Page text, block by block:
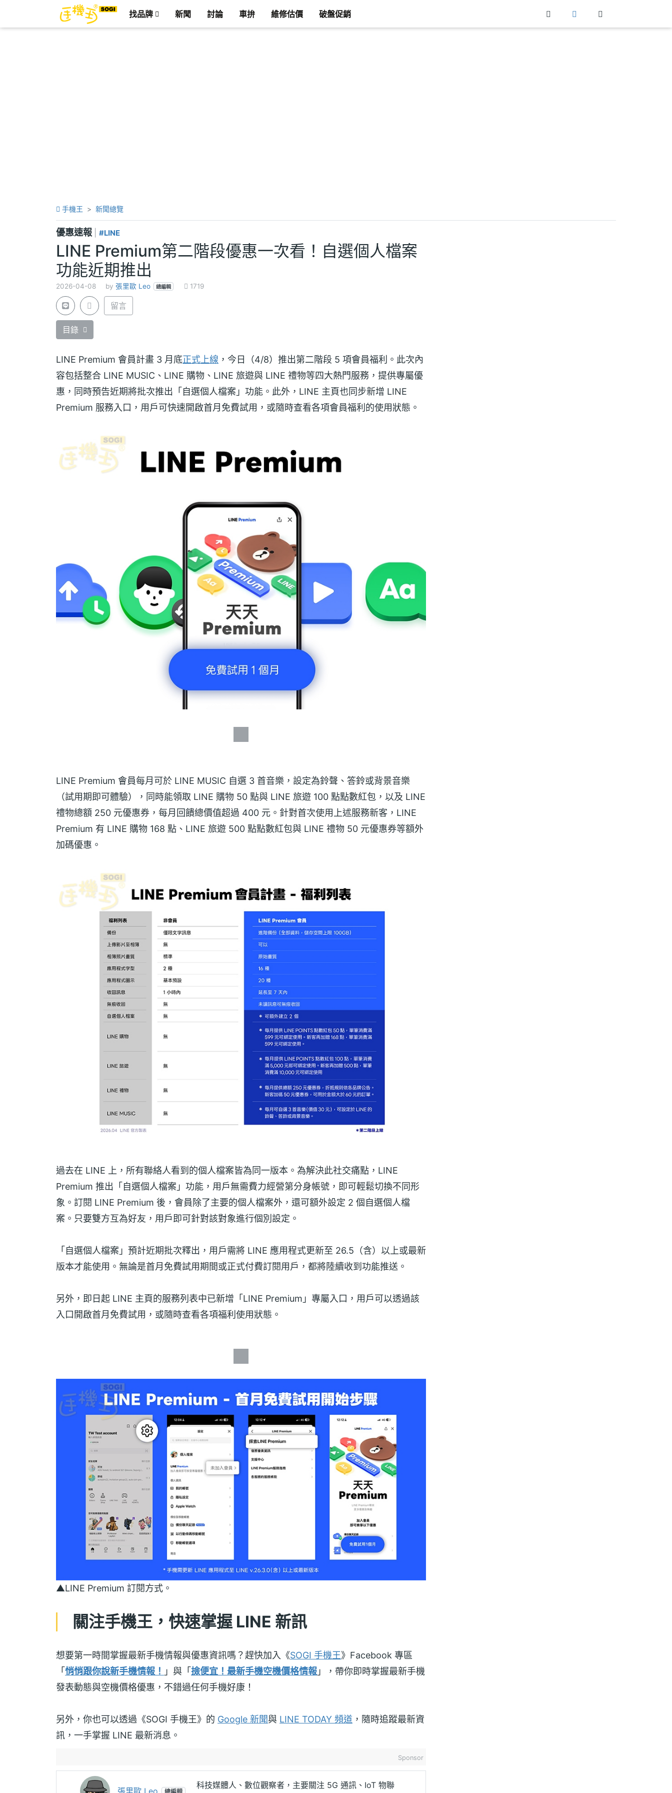
找品牌 新聞 討論 車拚 維修估價 破盤促銷
手機王 新聞總覽
優惠速報 #LINE
LINE Premium第二階段優惠一次看！自選個人檔案
功能近期推出
2026-04-08 by 張里歐 Leo 總編輯 1719
留言
目錄
LINE Premium 會員計畫 3 月底正式上線 ，今日（4/8）推出第二階段 5 項會員福利。此次內
容包括整合 LINE MUSIC、LINE 購物、LINE 旅遊與 LINE 禮物等四大熱門服務，提供專屬優
惠，同時預告近期將批次推出「自選個人檔案」功能。此外，LINE 主頁也同步新增 LINE
Premium 服務入口，用戶可快速開啟首月免費試用，或隨時查看各項會員福利的使用狀態。
LINE Premium 會員每月可於 LINE MUSIC 自選 3 首音樂，設定為鈴聲、答鈴或背景音樂
（試用期即可體驗），同時能領取 LINE 購物 50 點與 LINE 旅遊 100 點點數紅包，以及 LINE
禮物總額 250 元優惠券，每月回饋總價值超過 400 元。針對首次使用上述服務新客，LINE
Premium 有 LINE 購物 168 點、LINE 旅遊 500 點點數紅包與 LINE 禮物 50 元優惠券等額外
加碼優惠。
過去在 LINE 上，所有聯絡人看到的個人檔案皆為同一版本。為解決此社交痛點，LINE
Premium 推出「自選個人檔案」功能，用戶無需費力經營第分身帳號，即可輕鬆切換不同形
象。訂閱 LINE Premium 後，會員除了主要的個人檔案外，還可額外設定 2 個自選個人檔
案。只要雙方互為好友，用戶即可針對該對象進行個別設定。
「自選個人檔案」預計近期批次釋出，用戶需將 LINE 應用程式更新至 26.5（含）以上或最新
版本才能使用。無論是首月免費試用期間或正式付費訂閱用戶，都將陸續收到功能推送。
另外，即日起 LINE 主頁的服務列表中已新增「LINE Premium」專屬入口，用戶可以透過該
入口開啟首月免費試用，或隨時查看各項福利使用狀態。
▲LINE Premium 訂閱方式。
關注手機王，快速掌握 LINE 新訊
想要第一時間掌握最新手機情報與優惠資訊嗎？趕快加入《SOGI 手機王》Facebook 專區
「 悄悄跟你說新手機情報！ 」與「 撿便宜！最新手機空機價格情報 」，帶你即時掌握最新手機
發表動態與空機價格優惠，不錯過任何手機好康！
另外，你也可以透過《SOGI 手機王》的 Google 新聞與 LINE TODAY 頻道 ，隨時追蹤最新資
訊，一手掌握 LINE 最新消息。
Sponsor
張里歐 Leo
科技媒體人、數位觀察者，主要關注 5G 通訊、IoT 物聯